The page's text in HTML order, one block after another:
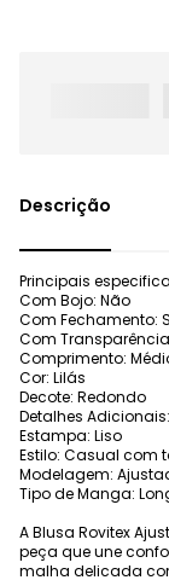
Principais
Com Bojo: Não
Com Fechamento:
Com
Comprimento:
Cor: Lilás
Decote: Redondo
Detalhes
Estampa: Liso
Estilo: Casual com
Modelagem:
Tipo de Manga:
A Blusa Rovitex
peça que une
malha delicada